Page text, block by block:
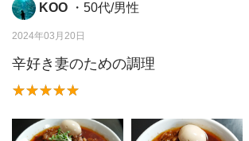
KOO ・50代/男性
2024年03月20日
辛好き妻のための調理